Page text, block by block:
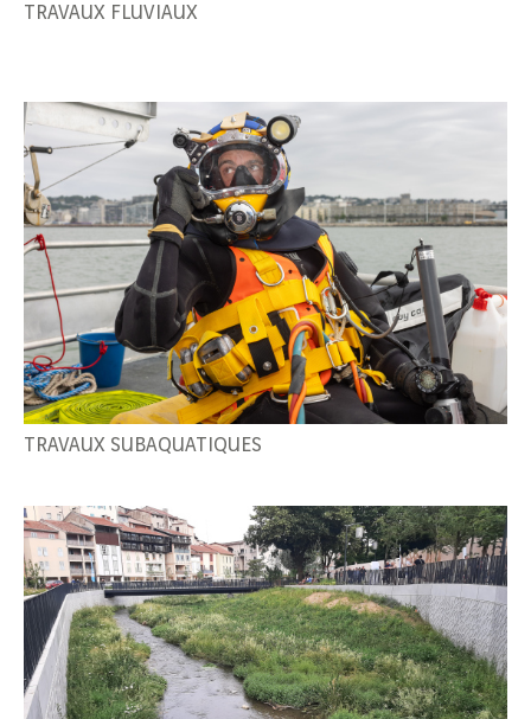
TRAVAUX FLUVIAUX
TRAVAUX SUBAQUATIQUES précédent